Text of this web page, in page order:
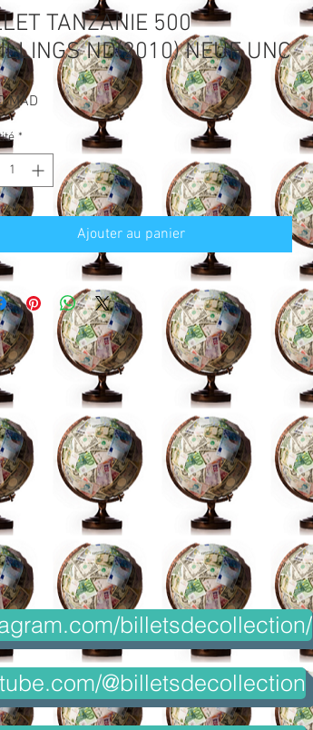
TANZANIE 500
ND(2010) NEUF UNC
MAD
*
Ajouter au panier
billetsdecollection/
@billetsdecollection